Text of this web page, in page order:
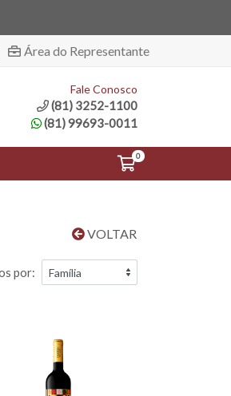
Área do Representante
Fale Conosco
(81) 3252-1100
(81) 99693-0011
0
VOLTAR
por: